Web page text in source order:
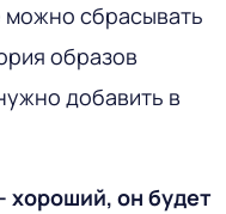
сбрасывать
образов
добавить в
хороший, он будет